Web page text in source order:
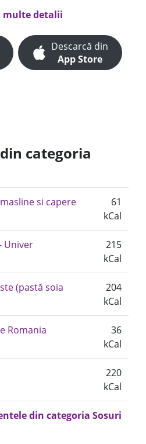
multe detalii
Descarcă din
App Store
categoria
si capere
61
kCal
Univer
215
kCal
(pastă soia
204
kCal
Romania
36
kCal
220
kCal
din categoria Sosuri